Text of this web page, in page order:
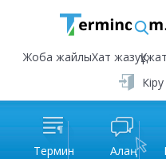
Жоба жайлыХат жазу
Кіру
Термин Алаң